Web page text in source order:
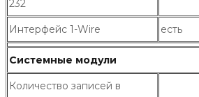
232
Интерфейс 1-Wire есть
Системные модули
Количество записей в